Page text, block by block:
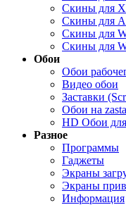
Скины для
Скины для
Скины для
Скины для
Обои
Обои
Видео обои
Заставки
Обои на
HD Обои
Разное
Программы
Гаджеты
Экраны
Экраны
Информация